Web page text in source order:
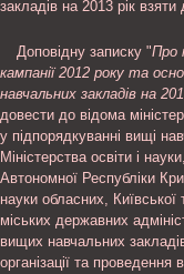
закладів на 2013 рік взяти
Доповідну записку "Про
кампанії 2012 року та
навчальних закладів на
довести до відома
у підпорядкуванні вищі
Міністерства освіти і
Автономної Республіки
науки обласних,
міських державних
вищих навчальних
організації та проведення